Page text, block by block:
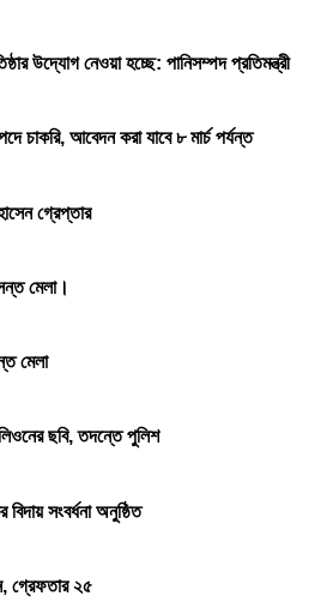
উদ্যোগ নেওয়া হচ্ছে: পানিসম্পদ প্রতিমন্ত্রী
চাকরি, আবেদন করা যাবে ৮ মার্চ পর্যন্ত
গ্রেপ্তার
মেলা।
মেলা
ছবি, তদন্তে পুলিশ
সংবর্ধনা অনুষ্ঠিত
গ্রেফতার ২৫